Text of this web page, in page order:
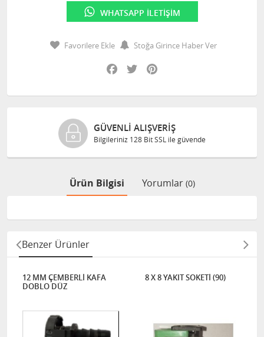
WHATSAPP İLETIŞIM
Favorilere Ekle
Stoğa Girince Haber Ver
Facebook
Twitter
GÜVENLI ALIŞVERIŞ
Bilgileriniz 128 Bit SSL ile güvende
Ürün Bilgisi Yorumlar (0)
Benzer Ürünler
12 MM ÇEMBERLİ KAFA
DOBLO DÜZ
8 X 8 YAKIT SOKETİ (90)